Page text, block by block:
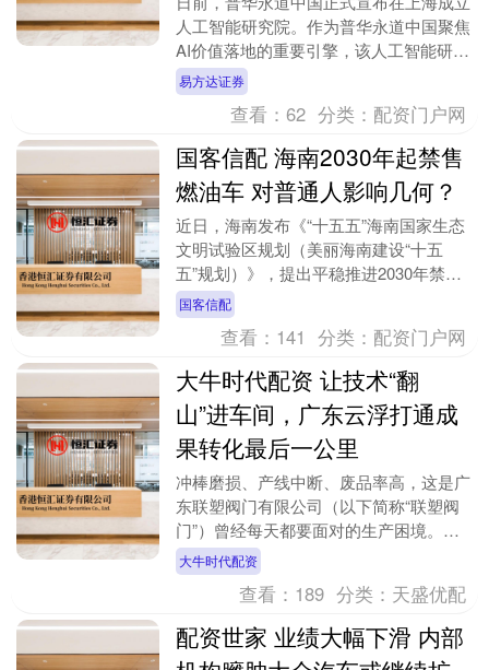
人工智能研究院。作为普华永道中国聚焦
AI价值落地的重要引擎，该人工智能研究
院依托前沿AI自研应用能力与全链条产业
赋能优势，打....
易方达证券
查看：62 分类： 配资门户网
国客信配 海南2030年起禁售
燃油车 对普通人影响几何？
近日，海南发布《“十五五”海南国家生态
文明试验区规划（美丽海南建设“十五
五”规划）》，提出平稳推进2030年禁售
燃油车，到2030年，全省公共服务和社
会运营领域....
国客信配
查看： 141 分类： 配资门户网
大牛时代配资 让技术“翻
山”进车间，广东云浮打通成
果转化最后一公里
冲棒磨损、产线中断、废品率高，这是广
东联塑阀门有限公司（以下简称“联塑阀
门”）曾经每天都要面对的生产困境。这
家位于广东云浮的企业有升级意愿，却苦
于找不到技术路径....
大牛时代配资
查看： 189 分类： 天盛优配
配资世家 业绩大幅下滑 内部